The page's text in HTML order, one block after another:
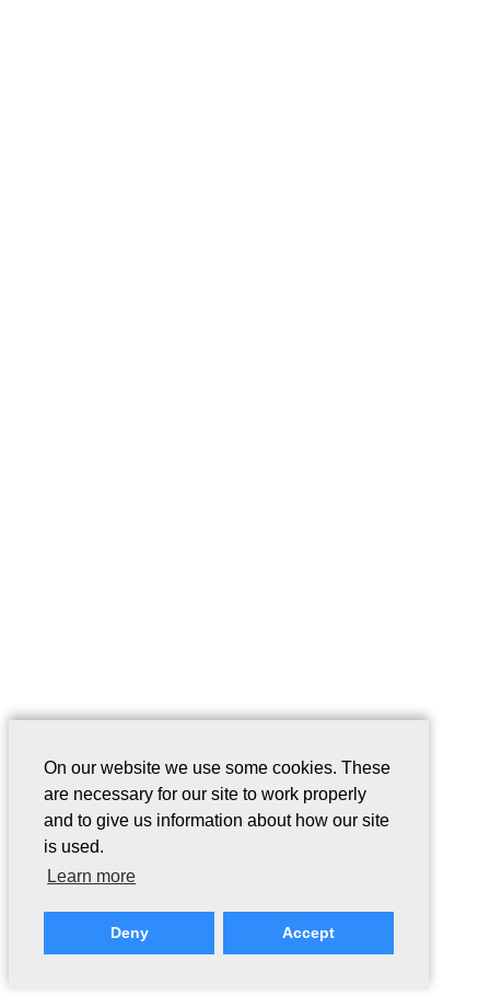
On our website we use some cookies. These
are necessary for our site to work properly
and to give us information about how our site
is used.
Learn more
Deny Accept